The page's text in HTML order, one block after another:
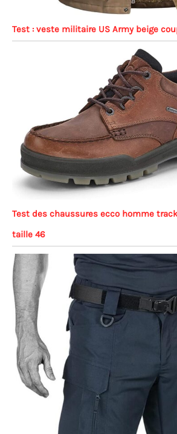
Test : veste militaire US Army beige
Test des chaussures ecco homme
taille 46